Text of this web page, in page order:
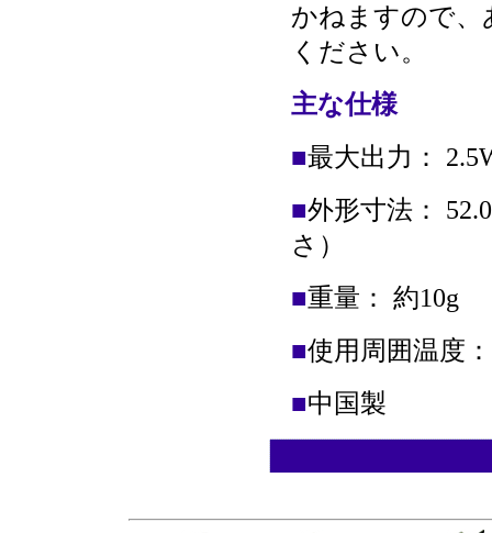
かねますので、
ください。
主な仕様
■最大出力：
■外形寸法：
さ）
■重量： 約10g
■使用周囲温度
■中国製